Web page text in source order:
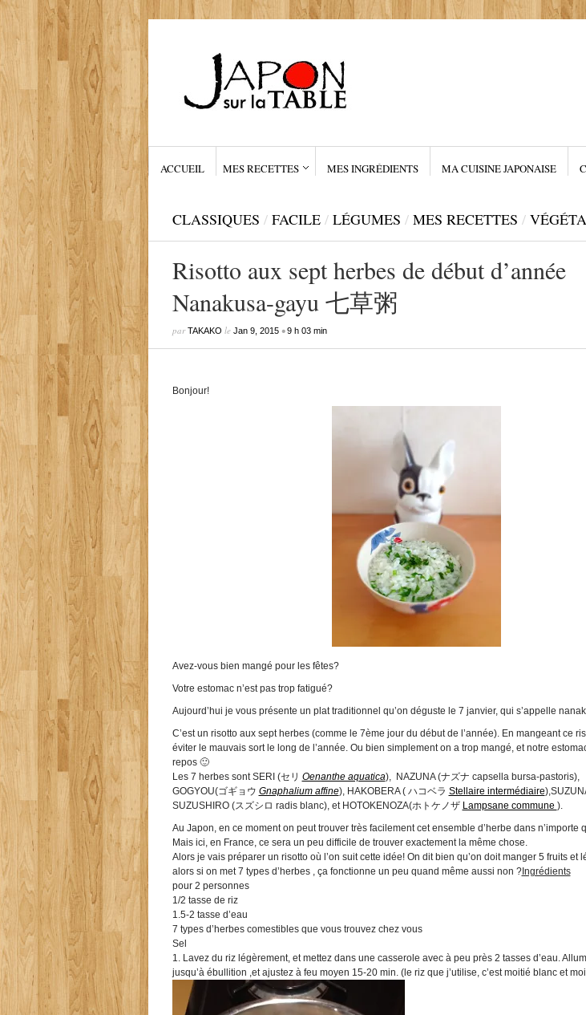
ACCUEIL MES RECETTES MES INGRÉDIENTS MA CUISINE JAPONAISE
CLASSIQUES / FACILE / LÉGUMES / MES RECETTES /
Risotto aux sept herbes de début d’année
Nanakusa-gayu 七草粥
parTAKAKO le Jan 9, 2015•9 h 03 min
Bonjour!
Avez-vous bien mangé pour les fêtes?
Votre estomac n’est pas trop fatigué?
Aujourd’hui je vous présente un plat traditionnel qu’on déguste le 7 janvier, qui s’appelle
C’est un risotto aux sept herbes (comme le 7ème jour du début de l’année). En mangeant ce
éviter le mauvais sort le long de l’année. Ou bien simplement on a trop mangé, et notre
repos 🙂
Les 7 herbes sont SERI (セリ Oenanthe aquatica), NAZUNA (ナズナ capsella bursa-pastoris),
GOGYOU(ゴギョウ Gnaphalium affine), HAKOBERA ( ハコベラ Stellaire intermédiaire
SUZUSHIRO (スズシロ radis blanc), et HOTOKENOZA(ホトケノザ Lampsane commune ).
Au Japon, en ce moment on peut trouver très facilement cet ensemble d’herbe dans n’importe
Mais ici, en France, ce sera un peu difficile de trouver exactement la même chose.
Alors je vais préparer un risotto où l’on suit cette idée! On dit bien qu’on doit manger 5 fruits et
alors si on met 7 types d’herbes , ça fonctionne un peu quand même aussi non ?Ingrédients
pour 2 personnes
1/2 tasse de riz
1.5-2 tasse d’eau
7 types d’herbes comestibles que vous trouvez chez vous
Sel
1. Lavez du riz légèrement, et mettez dans une casserole avec à peu près 2 tasses d’eau.
jusqu’à ébullition ,et ajustez à feu moyen 15-20 min. (le riz que j’utilise, c’est moitié blanc et